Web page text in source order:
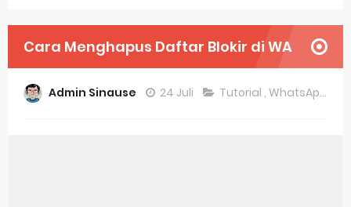
Android Waves Gbwhatsapp: A Better Choice For Messaging App
Aplikasi Laptop Windows 10: Solusi Terbaik Untuk Kebutuhan Komputasi Anda
Cara Menghapus Daftar Blokir di WA
Admin Sinause 24 Juli Tutorial , WhatsApp